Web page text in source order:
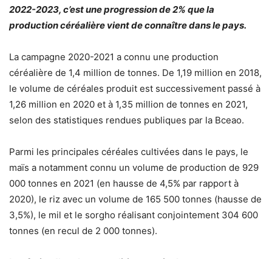
2022-2023, c’est une progression de 2% que la
production céréalière vient de connaître dans le pays.
La campagne 2020-2021 a connu une production
céréalière de 1,4 million de tonnes. De 1,19 million en 2018,
le volume de céréales produit est successivement passé à
1,26 million en 2020 et à 1,35 million de tonnes en 2021,
selon des statistiques rendues publiques par la Bceao.
Parmi les principales céréales cultivées dans le pays, le
maïs a notamment connu un volume de production de 929
000 tonnes en 2021 (en hausse de 4,5% par rapport à
2020), le riz avec un volume de 165 500 tonnes (hausse de
3,5%), le mil et le sorgho réalisant conjointement 304 600
tonnes (en recul de 2 000 tonnes).